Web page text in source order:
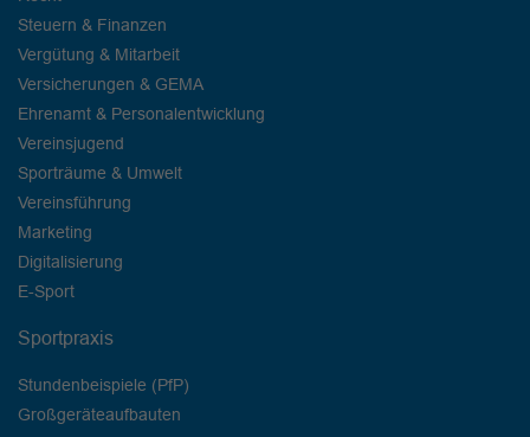
Steuern & Finanzen
Vergütung & Mitarbeit
Versicherungen & GEMA
Ehrenamt & Personalentwicklung
Vereinsjugend
Sporträume & Umwelt
Vereinsführung
Marketing
Digitalisierung
E-Sport
Sportpraxis
Stundenbeispiele (PfP)
Großgeräteaufbauten